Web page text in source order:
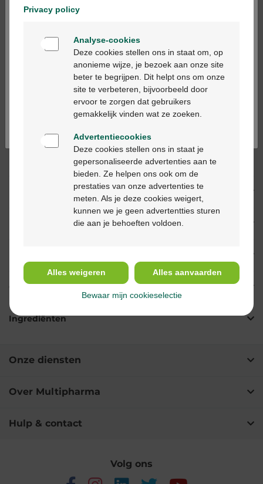
Max. aantal = 12
Op werkdagen vóór 12u besteld, volgende
werkdag geleverd
levering in je Multipharma apotheek
levering thuis vanaf €55
Klantendienst
via chat of
Productbeschrijving
Eigenschappen
Gebruik
Ingrediënten
Onze diensten
Over Multipharma
Hulp & contact
Volg ons
Bienvenue
Ga verder in het nederlands
Continuez en français
Privacy policy
Analyse-cookies
Deze cookies stellen ons in staat om, op
anonieme wijze, je bezoek aan onze site
beter te begrijpen. Dit helpt ons om onze
site te verbeteren, bijvoorbeeld door
ervoor te zorgen dat gebruikers
gemakkelijk vinden wat ze zoeken.
Advertentiecookies
Deze cookies stellen ons in staat je
gepersonaliseerde advertenties aan te
bieden. Ze helpen ons ook om de
prestaties van onze advertenties te
meten. Als je deze cookies weigert,
kunnen we je geen advertentties sturen
die aan je behoeften voldoen.
Alles weigeren Alles aanvaarden
Bewaar mijn cookieselectie